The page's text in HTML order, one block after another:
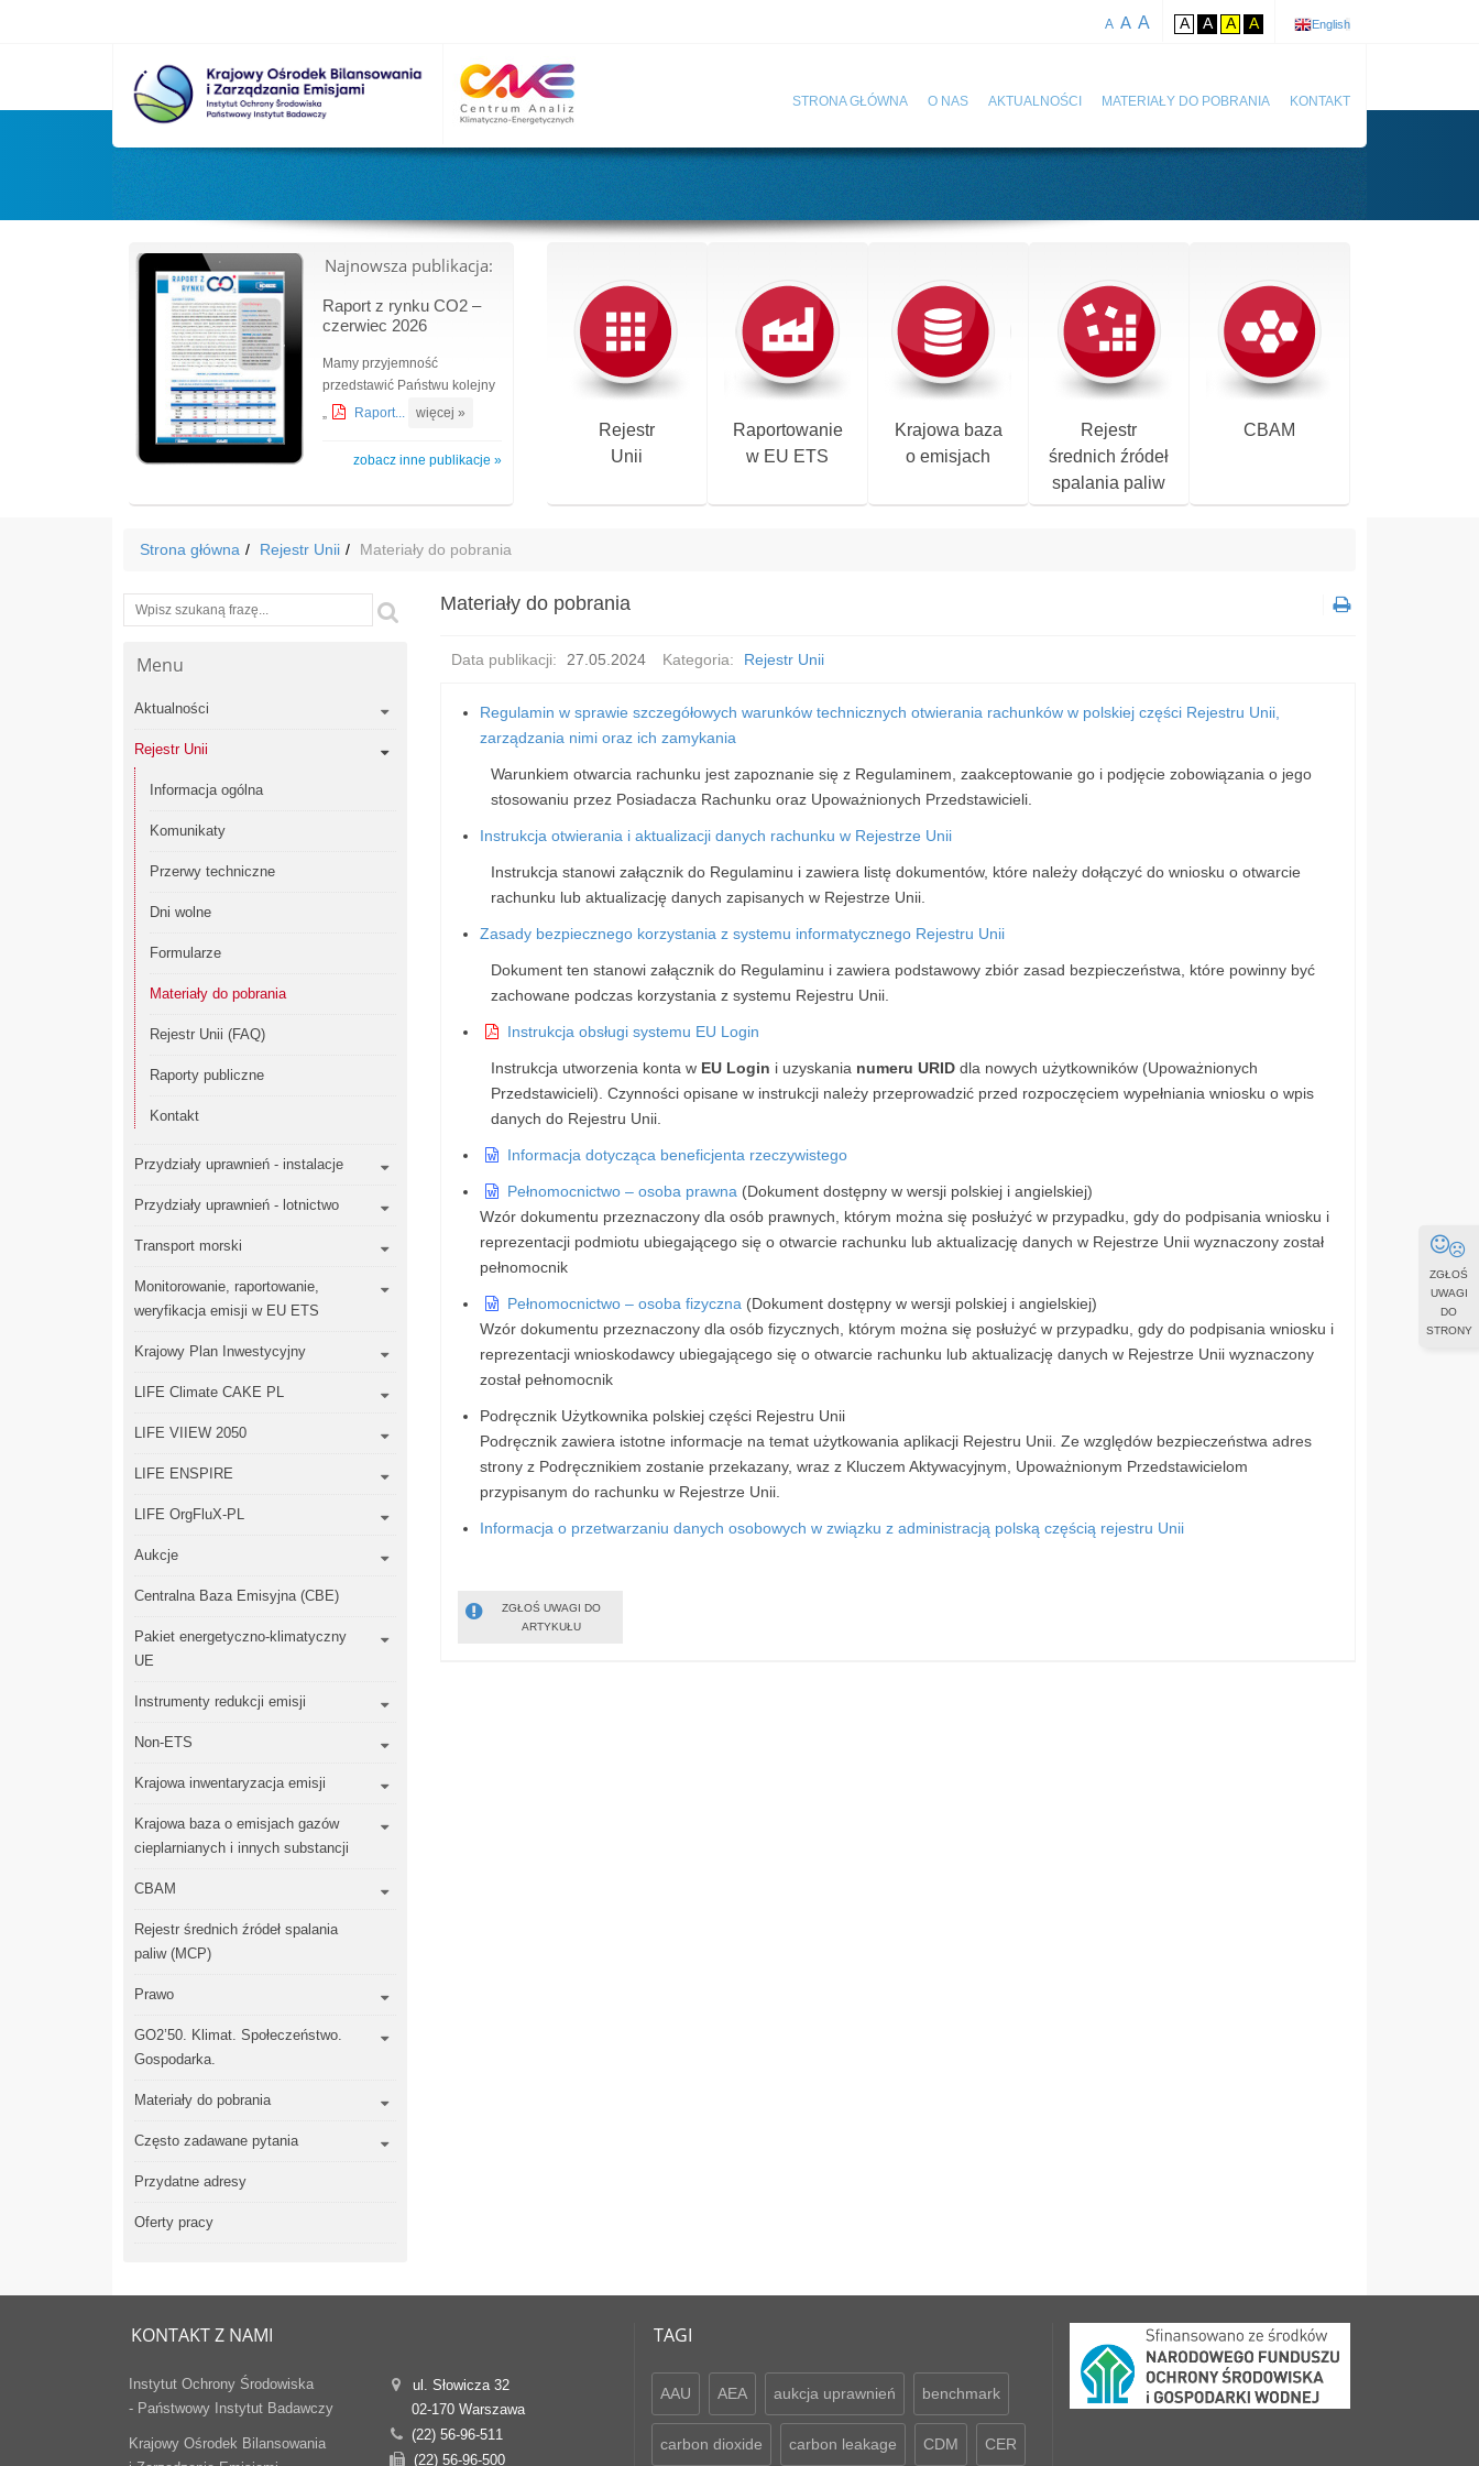
A A A A A A A English
STRONA GŁÓWNA O NAS AKTUALNOŚCI MATERIAŁY DO POBRANIA KONTAKT
Najnowsza publikacja:
Raport z rynku CO2 –
czerwiec 2026
Mamy przyjemność
przedstawić Państwu kolejny
„
Raport... więcej »
zobacz inne publikacje »
Rejestr
Unii
Raportowanie
w EU ETS
Krajowa baza
o emisjach
Rejestr
średnich źródeł
spalania paliw
CBAM
Strona główna Rejestr Unii Materiały do pobrania
Wyszukiwarka Szukaj
Menu
Aktualności
Rejestr Unii
Informacja ogólna
Komunikaty
Przerwy techniczne
Dni wolne
Formularze
Materiały do pobrania
Rejestr Unii (FAQ)
Raporty publiczne
Kontakt
Przydziały uprawnień - instalacje
Przydziały uprawnień - lotnictwo
Transport morski
Monitorowanie, raportowanie,
weryfikacja emisji w EU ETS
Krajowy Plan Inwestycyjny
LIFE Climate CAKE PL
LIFE VIIEW 2050
LIFE ENSPIRE
LIFE OrgFluX-PL
Aukcje
Centralna Baza Emisyjna (CBE)
Pakiet energetyczno-klimatyczny
UE
Instrumenty redukcji emisji
Non-ETS
Krajowa inwentaryzacja emisji
Krajowa baza o emisjach gazów
cieplarnianych i innych substancji
CBAM
Rejestr średnich źródeł spalania
paliw (MCP)
Prawo
GO2’50. Klimat. Społeczeństwo.
Gospodarka.
Materiały do pobrania
Często zadawane pytania
Przydatne adresy
Oferty pracy
Materiały do pobrania
Data publikacji: 27.05.2024 Kategoria: Rejestr Unii
Regulamin w sprawie szczegółowych warunków technicznych otwierania rachunków w polskiej części Rejestru Unii,
zarządzania nimi oraz ich zamykania
Warunkiem otwarcia rachunku jest zapoznanie się z Regulaminem, zaakceptowanie go i podjęcie zobowiązania o jego
stosowaniu przez Posiadacza Rachunku oraz Upoważnionych Przedstawicieli.
Instrukcja otwierania i aktualizacji danych rachunku w Rejestrze Unii
Instrukcja stanowi załącznik do Regulaminu i zawiera listę dokumentów, które należy dołączyć do wniosku o otwarcie
rachunku lub aktualizację danych zapisanych w Rejestrze Unii.
Zasady bezpiecznego korzystania z systemu informatycznego Rejestru Unii
Dokument ten stanowi załącznik do Regulaminu i zawiera podstawowy zbiór zasad bezpieczeństwa, które powinny być
zachowane podczas korzystania z systemu Rejestru Unii.
Instrukcja obsługi systemu EU Login
Instrukcja utworzenia konta w EU Login i uzyskania numeru URIDdla nowych użytkowników (Upoważnionych
Przedstawicieli). Czynności opisane w instrukcji należy przeprowadzić przed rozpoczęciem wypełniania wniosku o wpis
danych do Rejestru Unii.
Informacja dotycząca beneficjenta rzeczywistego
Pełnomocnictwo – osoba prawna (Dokument dostępny w wersji polskiej i angielskiej)
Wzór dokumentu przeznaczony dla osób prawnych, którym można się posłużyć w przypadku, gdy do podpisania wniosku i
reprezentacji podmiotu ubiegającego się o otwarcie rachunku lub aktualizację danych w Rejestrze Unii wyznaczony został
pełnomocnik
Pełnomocnictwo – osoba fizyczna (Dokument dostępny w wersji polskiej i angielskiej)
Wzór dokumentu przeznaczony dla osób fizycznych, którym można się posłużyć w przypadku, gdy do podpisania wniosku i
reprezentacji wnioskodawcy ubiegającego się o otwarcie rachunku lub aktualizację danych w Rejestrze Unii wyznaczony
został pełnomocnik
Podręcznik Użytkownika polskiej części Rejestru Unii
Podręcznik zawiera istotne informacje na temat użytkowania aplikacji Rejestru Unii. Ze względów bezpieczeństwa adres
strony z Podręcznikiem zostanie przekazany, wraz z Kluczem Aktywacyjnym, Upoważnionym Przedstawicielom
przypisanym do rachunku w Rejestrze Unii.
Informacja o przetwarzaniu danych osobowych w związku z administracją polską częścią rejestru Unii
ZGŁOŚ UWAGI DO
ARTYKUŁU
KONTAKT Z NAMI
Instytut Ochrony Środowiska
- Państwowy Instytut Badawczy
Krajowy Ośrodek Bilansowania
ul. Słowicza 32
02-170 Warszawa
(22) 56-96-511
(22) 56-96-500
TAGI
AAU AEA aukcja uprawnień benchmark
carbon dioxide carbon leakage CDM CER
ZGŁOŚ
UWAGI
DO
STRONY